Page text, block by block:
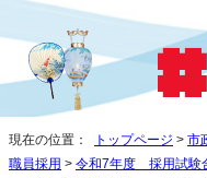
現在の位置： トップページ > 市
職員採用 > 令和7年度 採用試験